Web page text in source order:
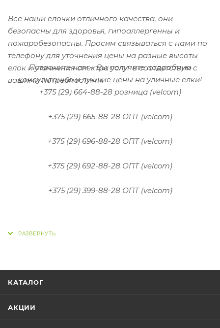
Все наши ёлочки отличного качества, они
безопасны для здоровья, гипоаллергенны и
пожаробезопасны. Просим связываться с нами по
телефону для уточнения цены на разные высоты
елок и уточнения спектра услуг в соответствии с
вашими потребностями.
Позвоните нам – Вы получите подробную
консультацию и лучшие цены на уличные елки!
+375 (29) 664-88-28 розница (velcom)
+375 (29) 665-88-28 ОПТ (velcom)
+375 (29) 696-88-28 ОПТ (velcom)
+375 (29) 692-88-28 ОПТ (velcom)
+375 (29) 399-88-28 ОПТ (velcom)
Гарантия низкой цены. Без посредников,
напрямую с завода-изготовителя
(1-3 дня).
КАТАЛОГ
АКЦИИ